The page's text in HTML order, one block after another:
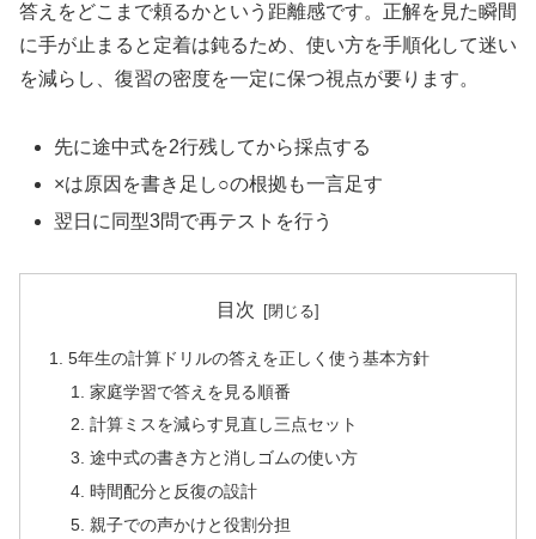
答えをどこまで頼るかという距離感です。正解を見た瞬間
に手が止まると定着は鈍るため、使い方を手順化して迷い
を減らし、復習の密度を一定に保つ視点が要ります。
先に途中式を2行残してから採点する
×は原因を書き足し○の根拠も一言足す
翌日に同型3問で再テストを行う
目次
5年生の計算ドリルの答えを正しく使う基本方針
家庭学習で答えを見る順番
計算ミスを減らす見直し三点セット
途中式の書き方と消しゴムの使い方
時間配分と反復の設計
親子での声かけと役割分担